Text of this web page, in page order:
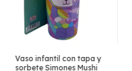
Vaso infantil con tapa y
sorbete Simones Mushi